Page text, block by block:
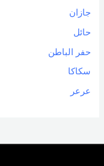
جازان
حائل
حفر الباطن
سكاكا
عرعر